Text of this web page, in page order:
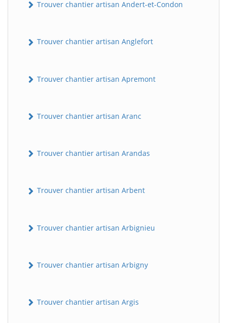
Trouver chantier artisan Andert-et-Condon
Trouver chantier artisan Anglefort
Trouver chantier artisan Apremont
Trouver chantier artisan Aranc
Trouver chantier artisan Arandas
Trouver chantier artisan Arbent
Trouver chantier artisan Arbignieu
Trouver chantier artisan Arbigny
Trouver chantier artisan Argis